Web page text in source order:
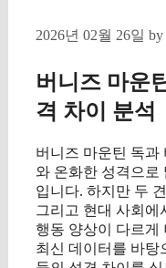
2026년 02월 26일 by
버니즈 마운
격 차이 분석
버니즈 마운틴 독과
와 온화한 성격으로
입니다. 하지만 두
그리고 현대 사회에
행동 양상이 다르게
최신 데이터를 바탕